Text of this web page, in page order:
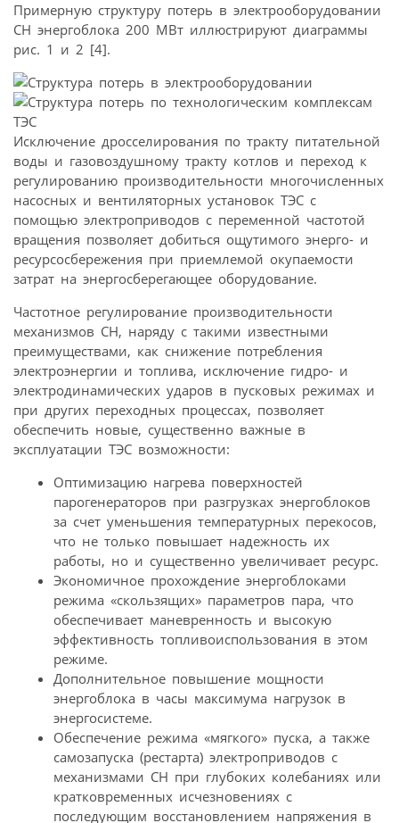
Примерную структуру потерь в электрооборудовании
СН энергоблока 200 МВт иллюстрируют диаграммы
рис. 1 и 2 [4].
Исключение дросселирования по тракту питательной
воды и газовоздушному тракту котлов и переход к
регулированию производительности многочисленных
насосных и вентиляторных установок ТЭС с
помощью электроприводов с переменной частотой
вращения позволяет добиться ощутимого энерго- и
ресурсосбережения при приемлемой окупаемости
затрат на энергосберегающее оборудование.
Частотное регулирование производительности
механизмов СН, наряду с такими известными
преимуществами, как снижение потребления
электроэнергии и топлива, исключение гидро- и
электродинамических ударов в пусковых режимах и
при других переходных процессах, позволяет
обеспечить новые, существенно важные в
эксплуатации ТЭС возможности:
Оптимизацию нагрева поверхностей
парогенераторов при разгрузках энергоблоков
за счет уменьшения температурных перекосов,
что не только повышает надежность их
работы, но и существенно увеличивает ресурс.
Экономичное прохождение энергоблоками
режима «скользящих» параметров пара, что
обеспечивает маневренность и высокую
эффективность топливоиспользования в этом
режиме.
Дополнительное повышение мощности
энергоблока в часы максимума нагрузок в
энергосистеме.
Обеспечение режима «мягкого» пуска, а также
самозапуска (рестарта) электроприводов с
механизмами СН при глубоких колебаниях или
кратковременных исчезновениях с
последующим восстановлением напряжения в